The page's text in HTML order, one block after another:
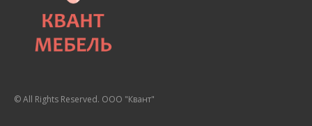
© All Rights Reserved. ООО "Квант"